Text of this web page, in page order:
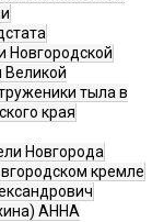
Новгородской
Великой
тыла в
края
Новгорода
кремле
АННА